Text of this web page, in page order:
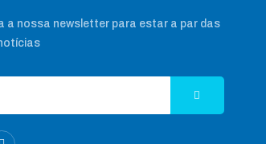
a nossa newsletter para estar a par das